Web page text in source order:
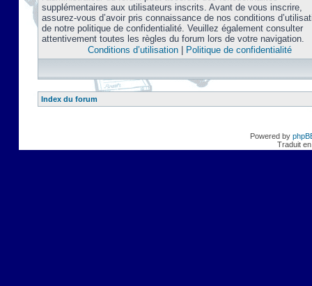
supplémentaires aux utilisateurs inscrits. Avant de vous inscrire,
assurez-vous d’avoir pris connaissance de nos conditions
de notre politique de confidentialité. Veuillez également consulter
attentivement toutes les règles du forum lors de votre navigation.
Conditions d’utilisation| Politique de confidentialité
Index du forum
Powered by
Traduit